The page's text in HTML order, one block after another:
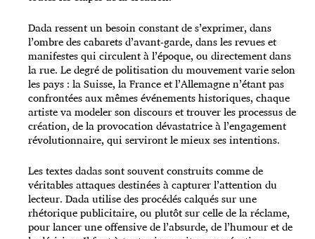
Dada ressent un besoin constant de s’exprimer, dans
l’ombre des cabarets d’avant-garde, dans les revues et
manifestes qui circulent à l’époque, ou directement dans
la rue. Le degré de politisation du mouvement varie selon
les pays : la Suisse, la France et l’Allemagne n’étant pas
confrontées aux mêmes événements historiques, chaque
artiste va modeler son discours et trouver les processus de
création, de la provocation dévastatrice à l’engagement
révolutionnaire, qui serviront le mieux ses intentions.
Les textes dadas sont souvent construits comme de
véritables attaques destinées à capturer l’attention du
lecteur. Dada utilise des procédés calqués sur une
rhétorique publicitaire, ou plutôt sur celle de la réclame,
pour lancer une offensive de l’absurde, de l’humour et de